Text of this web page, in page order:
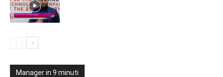
Manager in 9 minuti